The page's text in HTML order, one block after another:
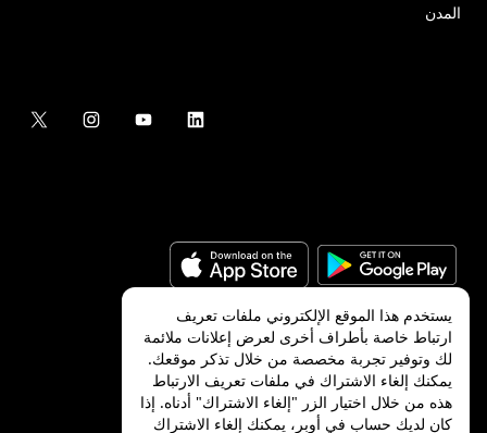
المدن
©
2026شركة Uber Technologies, Inc.‎
يستخدم هذا الموقع الإلكتروني ملفات تعريف
ارتباط خاصة بأطراف أخرى لعرض إعلانات ملائمة
لك وتوفير تجربة مخصصة من خلال تذكر موقعك.
يمكنك إلغاء الاشتراك في ملفات تعريف الارتباط
هذه من خلال اختيار الزر "إلغاء الاشتراك" أدناه. إذا
كان لديك حساب في أوبر، يمكنك إلغاء الاشتراك